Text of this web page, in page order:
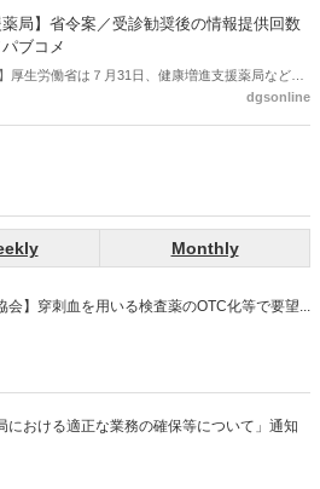
８年秋頃を目途に結論を得る予定。
薬局】省令案／受診勧奨後の情報提供回数
ブコメ
厚生労働省は７月31日、健康増進支援薬局などに
、パブコメを開始した。受診勧奨を行った後に、
dgsonline
Monthly
会】穿刺血を用いる検査薬のOTC化等で要望...
における適正な業務の確保等について」通知